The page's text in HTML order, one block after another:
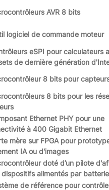
AVR 8 bits
logiciel de commande moteur
eSPI pour calculateurs
de dernière génération
8 bits pour
8 bits pour les
Ethernet PHY pour une
à 400 Gigabit Ethernet
mère sur FPGA pour
IA ou d'images
doté d’un pilote
dispositifs alimentés par batterie
de référence pour contrôle